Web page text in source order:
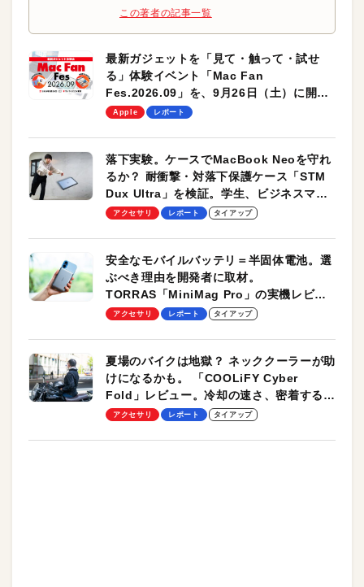
この著者の記事一覧
最新ガジェットを「見て・触って・試せ
る」体験イベント「Mac Fan
Fes.2026.09」を、9月26日（土）に開催
します！
Apple レポート
落下実験。ケースでMacBook Neoを守れ
るか？ 耐衝撃・対落下保護ケース「STM
Dux Ultra」を検証。学生、ビジネスマン
のモバイルユースに最適！
アクセサリ レポート タイアップ
安全なモバイルバッテリ＝半固体電池。選
ぶべき理由を開発者に取材。
TORRAS「MiniMag Pro」の実機レビュ
ーも
アクセサリ レポート タイアップ
夏場のバイクは地獄？ ネッククーラーが助
けになるかも。 「COOLiFY Cyber
Fold」レビュー。冷却の速さ、密着する冷
却プレート、シンプルな操作性がグッド！
アクセサリ レポート タイアップ